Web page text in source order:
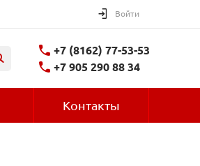
Войти
+7 (8162) 77-53-53
+7 905 290 88 34
Контакты